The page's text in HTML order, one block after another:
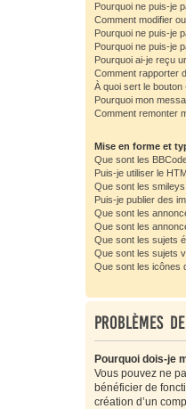
Pourquoi ne puis-je
Comment modifier
Pourquoi ne puis-je
Pourquoi ne puis-je
Pourquoi ai-je reçu
Comment rapporter
À quoi sert le
Pourquoi mon
Comment remonter
Mise en forme et
Que sont les
Puis-je utiliser le
Que sont les
Puis-je publier des
Que sont les
Que sont les
Que sont les sujets
Que sont les sujets
Que sont les icônes
Problèmes
Pourquoi dois-je
Vous pouvez ne
bénéficier de
création d’un